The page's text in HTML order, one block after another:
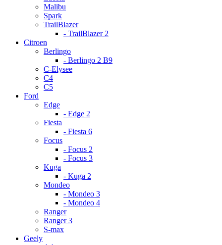
Malibu
Spark
TrailBlazer
- TrailBlazer 2
Citroen
Berlingo
- Berlingo 2 B9
C-Elysee
C4
C5
Ford
Edge
- Edge 2
Fiesta
- Fiesta 6
Focus
- Focus 2
- Focus 3
Kuga
- Kuga 2
Mondeo
- Mondeo 3
- Mondeo 4
Ranger
Ranger 3
S-max
Geely